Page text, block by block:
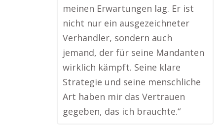
meinen Erwartungen lag. Er ist
nicht nur ein ausgezeichneter
Verhandler, sondern auch
jemand, der für seine Mandanten
wirklich kämpft. Seine klare
Strategie und seine menschliche
Art haben mir das Vertrauen
gegeben, das ich brauchte.“